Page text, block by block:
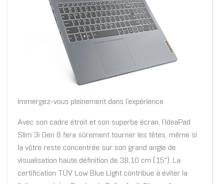
Immergez-vous pleinement dans l’expérience
Avec son cadre étroit et son superbe écran, l’IdeaPad
Slim 3i Gen 8 fera sûrement tourner les têtes, même si
la vôtre reste concentrée sur son grand angle de
visualisation haute définition de 38,10 cm (15"). La
certification TÜV Low Blue Light contribue à éviter la